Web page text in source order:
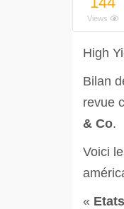
Views
High
Bilan
revue
& Co.
Voici
«